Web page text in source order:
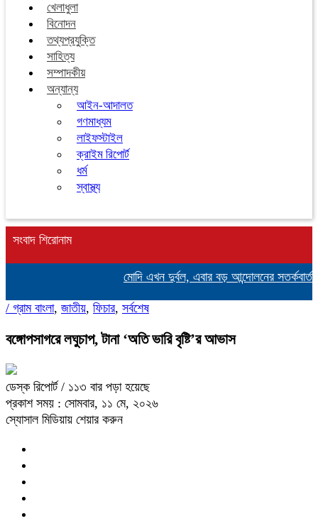
খেলাধুলা
বিনোদন
তথ্যপ্রযুক্তি
সাহিত্য
সম্পাদকীয়
অন্যান্য
আইন-আদালত
গণমাধ্যম
লাইফস্টাইল
ক্রাইম রিপোর্ট
ধর্ম
স্বাস্থ্য
সংবাদ শিরোনাম
মোদি এখন দুর্বল, এবার বড় আন্দোলনের সতর্কবার্তা
/ গ্রাম বাংলা, জাতীয়, ফিচার, সর্বশেষ
বঙ্গোপসাগরে লঘুচাপ, টানা ‘অতি ভারি বৃষ্টি’র আভাস
ডেস্ক রিপোর্ট / ১১৩ বার পড়া হয়েছে
প্রকাশ সময় : সোমবার, ১১ মে, ২০২৬
স্যোসাল মিডিয়ায় শেয়ার করুন